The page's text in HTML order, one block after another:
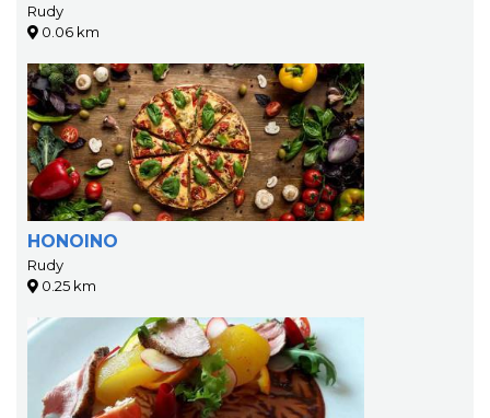
Rudy
0.06 km
HONOINO
Rudy
0.25 km